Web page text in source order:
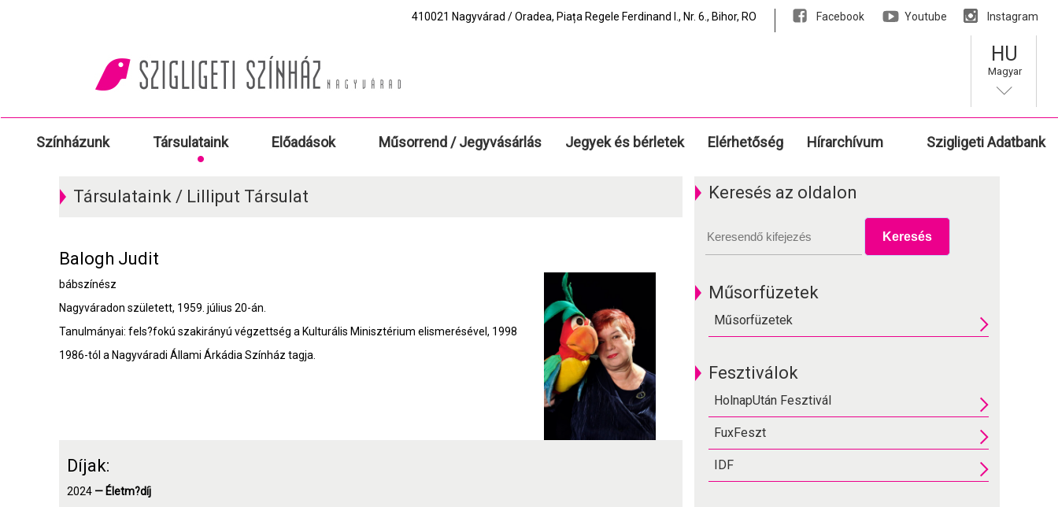
410021 Nagyvárad / Oradea, Piața Regele Ferdinand I., Nr. 6., Bihor, RO Facebook Youtube Instagram
HU
Magyar
Színházunk Társulataink Előadások Műsorrend / Jegyvásárlás Jegyek és bérletek Elérhetőség Hírarchívum Szigligeti Adatbank
Társulataink / Lilliput Társulat
Balogh Judit
bábszínész
Nagyváradon született, 1959. július 20-án.
Tanulmányai: fels?fokú szakirányú végzettség a Kulturális Minisztérium elismerésével, 1998
1986-tól a Nagyváradi Állami Árkádia Színház tagja.
Díjak:
2024 — Életm?díj
Keresés az oldalon
Műsorfüzetek
Műsorfüzetek
Fesztiválok
HolnapUtán Fesztivál
FuxFeszt
IDF